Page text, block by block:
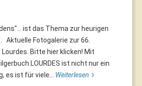
ist das Thema zur heurigen
Fotogalerie zur 66.
Bitte hier klicken! Mit
LOURDES ist nicht nur ein
es ist für viele... Weiterlesen